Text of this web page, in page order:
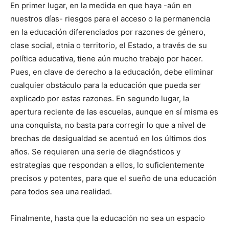
En primer lugar, en la medida en que haya -aún en
nuestros días- riesgos para el acceso o la permanencia
en la educación diferenciados por razones de género,
clase social, etnia o territorio, el Estado, a través de su
política educativa, tiene aún mucho trabajo por hacer.
Pues, en clave de derecho a la educación, debe eliminar
cualquier obstáculo para la educación que pueda ser
explicado por estas razones. En segundo lugar, la
apertura reciente de las escuelas, aunque en sí misma es
una conquista, no basta para corregir lo que a nivel de
brechas de desigualdad se acentuó en los últimos dos
años. Se requieren una serie de diagnósticos y
estrategias que respondan a ellos, lo suficientemente
precisos y potentes, para que el sueño de una educación
para todos sea una realidad.
Finalmente, hasta que la educación no sea un espacio